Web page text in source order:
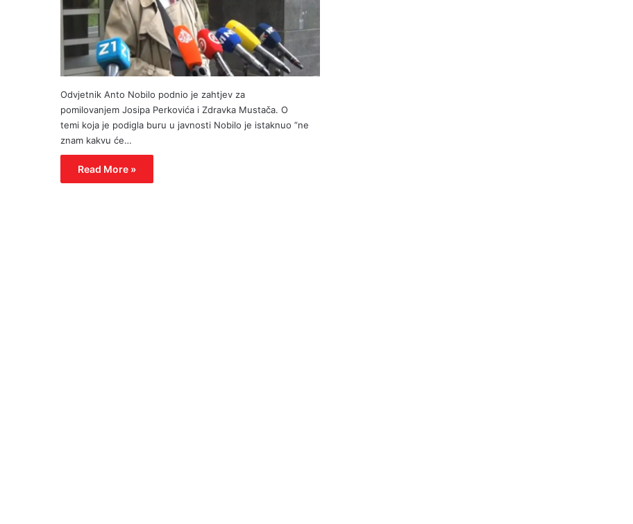
Odvjetnik Anto Nobilo podnio je zahtjev za
pomilovanjem Josipa Perkovića i Zdravka Mustača. O
temi koja je podigla buru u javnosti Nobilo je istaknuo ”ne
znam kakvu će…
Read More »